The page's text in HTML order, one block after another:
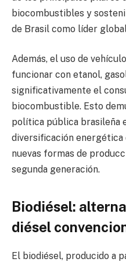
biocombustibles y
de Brasil como líder
Además, el uso de
funcionar con etanol,
significativamente el
biocombustible. Esto
política pública brasileña
diversificación energética
nuevas formas de
segunda generación.
Biodiésel:
diésel
El biodiésel, producido a